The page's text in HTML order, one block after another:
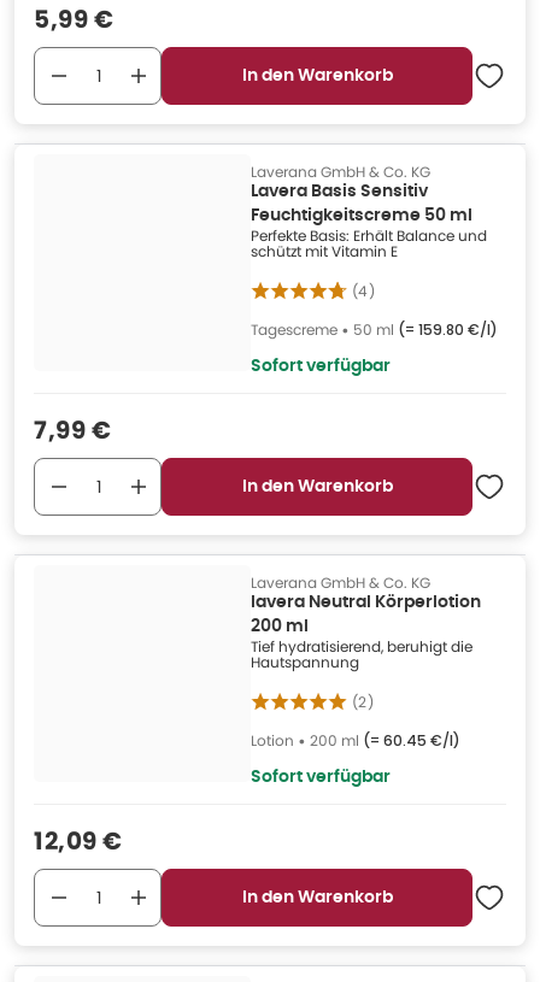
Verkaufspreis
5,99 €
In den Warenkorb
Laverana GmbH & Co. KG
Lavera Basis Sensitiv
Feuchtigkeitscreme 50 ml
Perfekte Basis: Erhält Balance und
schützt mit Vitamin E
(4)
Tagescreme • 50 ml (= 159.80 €/l)
Sofort verfügbar
Verkaufspreis
7,99 €
In den Warenkorb
Laverana GmbH & Co. KG
lavera Neutral Körperlotion
200 ml
Tief hydratisierend, beruhigt die
Hautspannung
(2)
Lotion • 200 ml (= 60.45 €/l)
Sofort verfügbar
Verkaufspreis
12,09 €
In den Warenkorb